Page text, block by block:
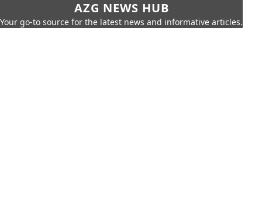
AZG NEWS HUB
Your go-to source for the latest news and informative articles.